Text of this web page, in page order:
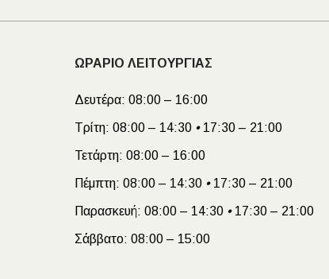
ΩΡΑΡΙΟ ΛΕΙΤΟΥΡΓΙΑΣ
Δευτέρα: 08:00 – 16:00
Τρίτη: 08:00 – 14:30 •17:30 – 21:00
Τετάρτη: 08:00 – 16:00
Πέμπτη: 08:00 – 14:30 •17:30 – 21:00
Παρασκευή: 08:00 – 14:30 •17:30 – 21:00
Σάββατο: 08:00 – 15:00